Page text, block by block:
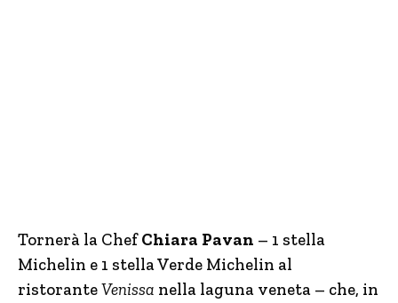
Tornerà la ChefChiara Pavan – 1 stella
Michelin e 1 stella Verde Michelin al
ristoranteVenissa nella laguna veneta – che, in